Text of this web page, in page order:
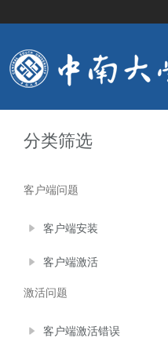
分类筛选
客户端问题
客户端安装
客户端激活
激活问题
客户端激活错误